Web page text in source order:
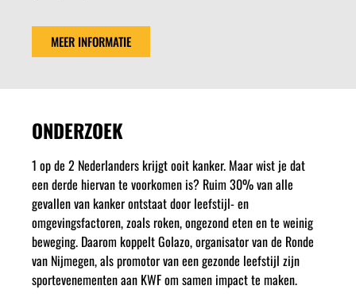
MEER INFORMATIE
ONDERZOEK
1 op de 2 Nederlanders krijgt ooit kanker. Maar wist je dat
een derde hiervan te voorkomen is? Ruim 30% van alle
gevallen van kanker ontstaat door leefstijl- en
omgevingsfactoren, zoals roken, ongezond eten en te weinig
beweging. Daarom koppelt Golazo, organisator van de Ronde
van Nijmegen, als promotor van een gezonde leefstijl zijn
sportevenementen aan KWF om samen impact te maken.